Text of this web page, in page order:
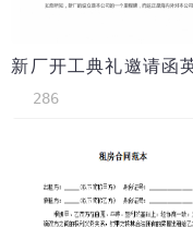
286